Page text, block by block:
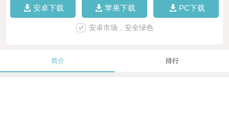
安卓下载 苹果下载 PC下载
安卓市场，安全绿色
简介 排行